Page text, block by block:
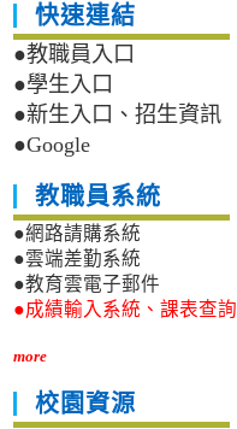
快速連結
●教職員入口
●學生入口
●新生入口、招生資訊
●Google
教職員系統
●網路請購系統
●雲端差勤系統
●教育雲電子郵件
●成績輸入系統、課表查詢
more
校園資源